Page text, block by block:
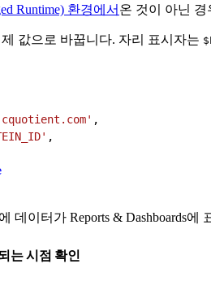
Runtime) 환경에서 온 것이 아닌 경
값으로 바꿉니다. 자리 표시자는
,
,
데이터가 Reports & Dashboards
는 시점 확인